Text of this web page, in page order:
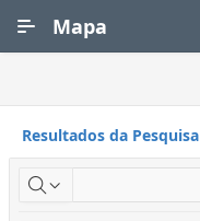
Mapa
Resultados da Pesquisa